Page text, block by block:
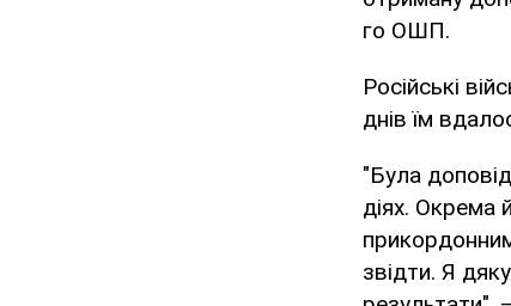
го ОШП.
Російські
днів їм
"Була
діях. Окрема
звідти. Я